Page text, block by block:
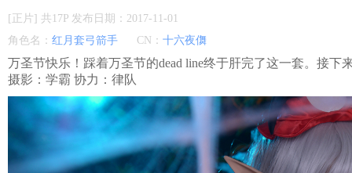
[正片] 共17P 发布日期：2017-11-01
角色名： 红月套弓箭手 CN： 十六夜儛
万圣节快乐！踩着万圣节的dead line终于肝完了这一套。接下
摄影：学霸 协力：律队